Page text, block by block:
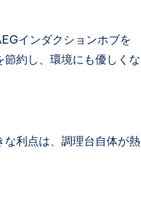
インダクションホブを
約し、環境にも優しくな
利点は、調理台自体が熱